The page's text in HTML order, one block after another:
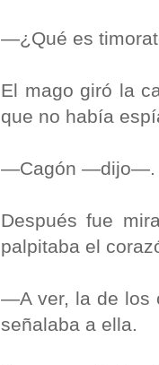
—¿Qué es
El mago giró la
que no había
—Cagón —dijo—.
Después fue
palpitaba el
—A ver, la de los
señalaba a ella.